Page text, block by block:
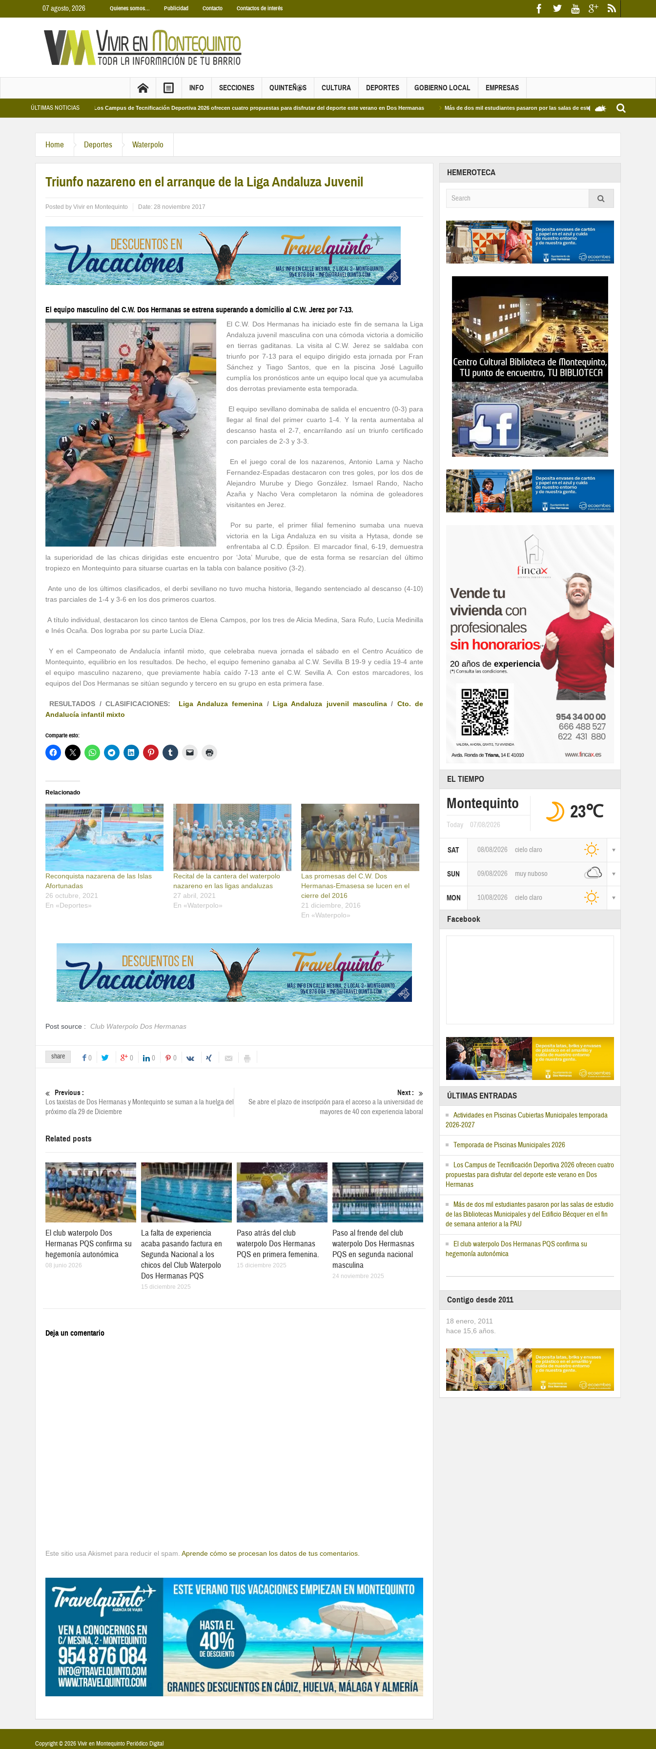
07 agosto, 2026 Quienes somos… Publicidad Contacto Contactos de interés
INFO SECCIONES QUINTEÑ@S CULTURA DEPORTES GOBIERNO LOCAL EMPRESAS
ÚLTIMAS NOTICIAS
2026 Los Campus de Tecnificación Deportiva 2026 ofrecen cuatro propuestas para disfrutar del deporte este verano en Dos Hermanas Más de dos mil estudiantes pasaron por las salas de estudio de las Bibliotecas Municipales
Home Deportes Waterpolo
Triunfo nazareno en el arranque de la Liga Andaluza Juvenil
Posted by Vivir en Montequinto Date: 28 noviembre 2017
El equipo masculino del C.W. Dos Hermanas se estrena superando a domicilio al C.W. Jerez por 7-13.
El C.W. Dos Hermanas ha iniciado este fin de semana la Liga
Andaluza juvenil masculina con una cómoda victoria a domicilio
en tierras gaditanas. La visita al C.W. Jerez se saldaba con
triunfo por 7-13 para el equipo dirigido esta jornada por Fran
Sánchez y Tiago Santos, que en la piscina José Laguillo
cumplía los pronósticos ante un equipo local que ya acumulaba
dos derrotas previamente esta temporada.
El equipo sevillano dominaba de salida el encuentro (0-3) para
llegar al final del primer cuarto 1-4. Y la renta aumentaba al
descanso hasta el 2-7, encarrilando así un triunfo certificado
con parciales de 2-3 y 3-3.
En el juego coral de los nazarenos, Antonio Lama y Nacho
Fernandez-Espadas destacaron con tres goles, por los dos de
Alejandro Murube y Diego González. Ismael Rando, Nacho
Azaña y Nacho Vera completaron la nómina de goleadores
visitantes en Jerez.
Por su parte, el primer filial femenino sumaba una nueva
victoria en la Liga Andaluza en su visita a Hytasa, donde se
enfrentaba al C.D. Épsilon. El marcador final, 6-19, demuestra
la superioridad de las chicas dirigidas este encuentro por ‘Jota’ Murube, que de esta forma se resarcían del último
tropiezo en Montequinto para situarse cuartas en la tabla con balance positivo (3-2).
Ante uno de los últimos clasificados, el derbi sevillano no tuvo mucha historia, llegando sentenciado al descanso (4-10)
tras parciales de 1-4 y 3-6 en los dos primeros cuartos.
A título individual, destacaron los cinco tantos de Elena Campos, por los tres de Alicia Medina, Sara Rufo, Lucía Medinilla
e Inés Ocaña. Dos lograba por su parte Lucía Díaz.
Y en el Campeonato de Andalucía infantil mixto, que celebraba nueva jornada el sábado en el Centro Acuático de
Montequinto, equilibrio en los resultados. De hecho, el equipo femenino ganaba al C.W. Sevilla B 19-9 y cedía 19-4 ante
el equipo masculino nazareno, que previamente había caído 7-13 ante el C.W. Sevilla A. Con estos marcadores, los
equipos del Dos Hermanas se sitúan segundo y tercero en su grupo en esta primera fase.
RESULTADOS / CLASIFICACIONES: Liga Andaluza femenina / Liga Andaluza juvenil masculina / Cto. de
Andalucía infantil mixto
Comparte esto:
Relacionado
Reconquista nazarena de las Islas
Afortunadas
26 octubre, 2021
En «Deportes»
Recital de la cantera del waterpolo
nazareno en las ligas andaluzas
27 abril, 2021
En «Waterpolo»
Las promesas del C.W. Dos
Hermanas-Emasesa se lucen en el
cierre del 2016
21 diciembre, 2016
En «Waterpolo»
Post source : Club Waterpolo Dos Hermanas
share 0 0 0 0
Previous :
Los taxistas de Dos Hermanas y Montequinto se suman a la huelga del
próximo día 29 de Diciembre
Next :
Se abre el plazo de inscripción para el acceso a la universidad de
mayores de 40 con experiencia laboral
Related posts
El club waterpolo Dos
Hermanas PQS confirma su
hegemonía autonómica
08 junio 2026
La falta de experiencia
acaba pasando factura en
Segunda Nacional a los
chicos del Club Waterpolo
Dos Hermanas PQS
15 diciembre 2025
Paso atrás del club
waterpolo Dos Hermanas
PQS en primera femenina.
15 diciembre 2025
Paso al frende del club
waterpolo Dos Hermasnas
PQS en segunda nacional
masculina
24 noviembre 2025
Deja un comentario
Este sitio usa Akismet para reducir el spam. Aprende cómo se procesan los datos de tus comentarios.
HEMEROTECA
EL TIEMPO
Montequinto
Today 07/08/2026
23℃
SAT 08/08/2026 cielo claro
SUN 09/08/2026 muy nuboso
MON 10/08/2026 cielo claro
Facebook
ÚLTIMAS ENTRADAS
Actividades en Piscinas Cubiertas Municipales temporada
2026-2027
Temporada de Piscinas Municipales 2026
Los Campus de Tecnificación Deportiva 2026 ofrecen cuatro
propuestas para disfrutar del deporte este verano en Dos
Hermanas
Más de dos mil estudiantes pasaron por las salas de estudio
de las Bibliotecas Municipales y del Edificio Bécquer en el fin
de semana anterior a la PAU
El club waterpolo Dos Hermanas PQS confirma su
hegemonía autonómica
Contigo desde 2011
18 enero, 2011
hace 15,6 años.
Copyright © 2026 Vivir en Montequinto Periódico Digital